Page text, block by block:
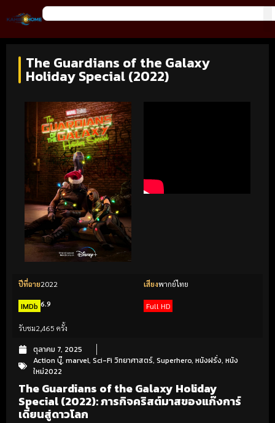
The Guardians of the Galaxy
Holiday Special (2022)
ปีที่ฉาย2022 เสียงพากย์ไทย
IMDb 6.9 Full HD
รับชม2,465 ครั้ง
ตุลาคม 7, 2025
Action บู๊, marvel, Sci-Fi วิทยาศาสตร์, Superhero, หนังฝรั่ง, หนัง
ใหม่2022
The Guardians of the Galaxy Holiday
Special (2022): ภารกิจคริสต์มาสของแก๊งการ์
เดี้ยนสู่ดาวโลก